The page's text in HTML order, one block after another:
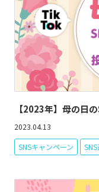
【2023年】母の日
2023.04.13
SNSキャンペーン